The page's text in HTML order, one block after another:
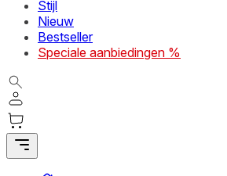
Stijl
Nieuw
Bestseller
Speciale aanbiedingen %